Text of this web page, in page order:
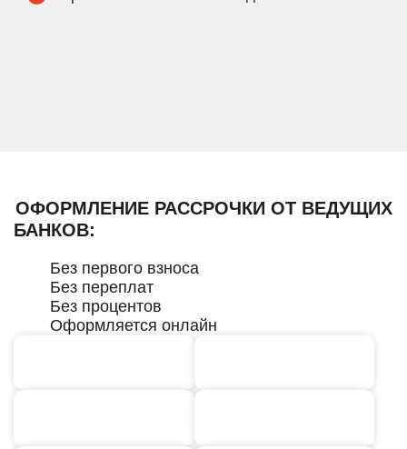
ОФОРМЛЕНИЕ РАССРОЧКИ ОТ ВЕДУЩИХ
БАНКОВ:
Без первого взноса
Без переплат
Без процентов
Оформляется онлайн